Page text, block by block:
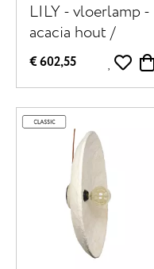
LILY - vloerlamp -
acacia hout /
katoen - DIA 41 x
H 153 cm - naturel
€ 602,55